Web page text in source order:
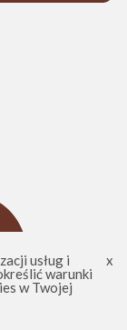
usług i
warunki
w Twojej